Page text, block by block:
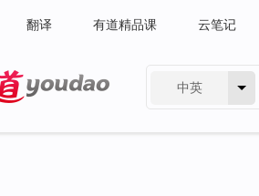
翻译 有道精品课 云笔记
中英